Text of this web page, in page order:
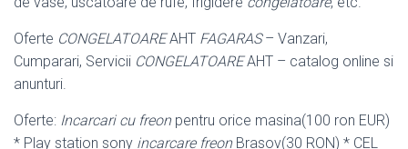
Oferte CONGELATOAREAHT FAGARAS– Vanzari,
Cumparari, Servicii CONGELATOAREAHT – catalog online si
anunturi.
Oferte: Incarcari cu freonpentru orice masina(100 ron EUR)
* Play station sony incarcare freonBrasov(30 RON) * CEL